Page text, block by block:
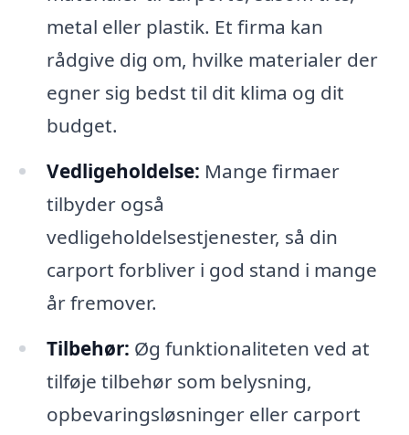
metal eller plastik. Et firma kan
rådgive dig om, hvilke materialer der
egner sig bedst til dit klima og dit
budget.
Vedligeholdelse: Mange firmaer
tilbyder også
vedligeholdelsestjenester, så din
carport forbliver i god stand i mange
år fremover.
Tilbehør: Øg funktionaliteten ved at
tilføje tilbehør som belysning,
opbevaringsløsninger eller carport